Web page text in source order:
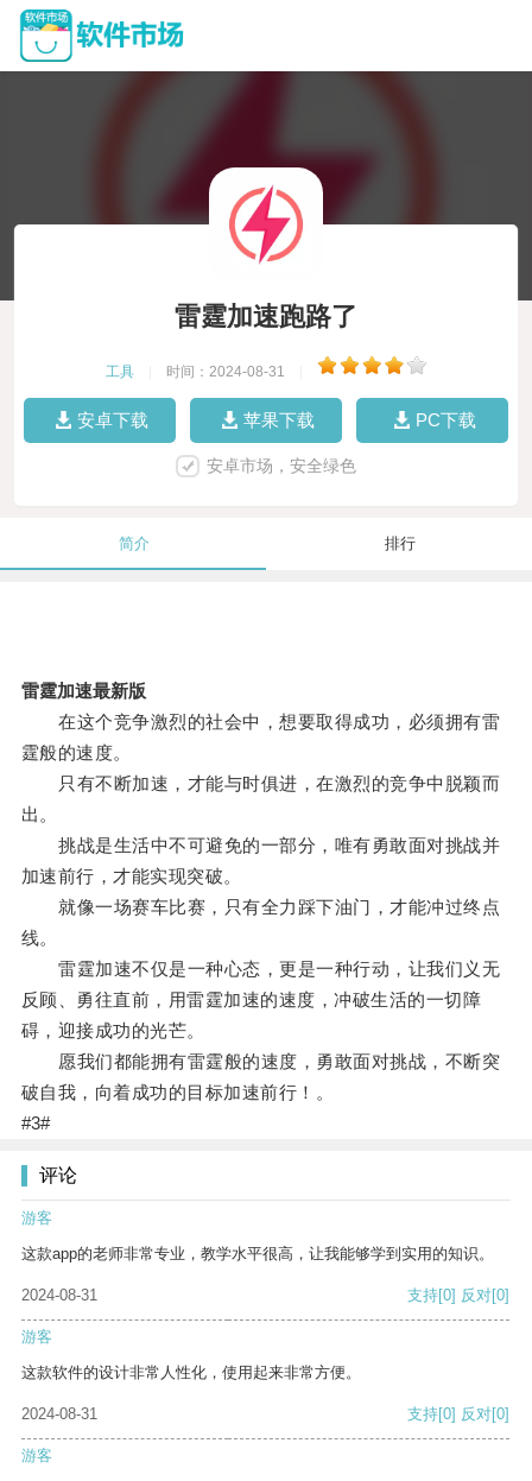
雷霆加速跑路了
工具 时间：2024-08-31
安卓下载 苹果下载 PC下载
安卓市场，安全绿色
简介 排行
雷霆加速最新版
在这个竞争激烈的社会中，想要取得成功，必须拥有雷
霆般的速度。
只有不断加速，才能与时俱进，在激烈的竞争中脱颖而
出。
挑战是生活中不可避免的一部分，唯有勇敢面对挑战并
加速前行，才能实现突破。
就像一场赛车比赛，只有全力踩下油门，才能冲过终点
线。
雷霆加速不仅是一种心态，更是一种行动，让我们义无
反顾、勇往直前，用雷霆加速的速度，冲破生活的一切障
碍，迎接成功的光芒。
愿我们都能拥有雷霆般的速度，勇敢面对挑战，不断突
破自我，向着成功的目标加速前行！。
#3#
评论
游客
这款app的老师非常专业，教学水平很高，让我能够学到实用的知识。
2024-08-31 支持[0] 反对[0]
游客
这款软件的设计非常人性化，使用起来非常方便。
2024-08-31 支持[0] 反对[0]
游客